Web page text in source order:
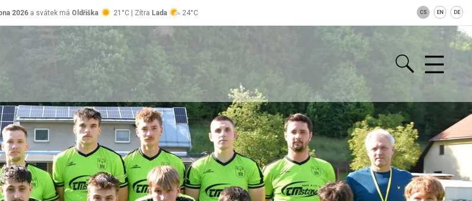
2026a svátek má Oldřiška 21°C | Zítra Lada 24°C CS EN DE